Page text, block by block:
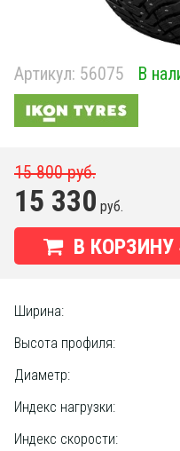
Артикул: 56075 В
15 800 руб.
15 330 руб.
В КОРЗИНУ
Ширина:
Высота профиля:
Диаметр:
Индекс нагрузки:
Индекс скорости: